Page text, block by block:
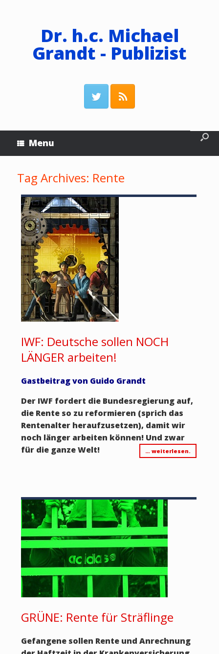
Dr. h.c. Michael
Grandt - Publizist
Menu
Tag Archives: Rente
IWF: Deutsche sollen NOCH
LÄNGER arbeiten!
Gastbeitrag von Guido Grandt
Der IWF fordert die Bundesregierung auf,
die Rente so zu reformieren (sprich das
Rentenalter heraufzusetzen), damit wir
noch länger arbeiten können! Und zwar
für die ganze Welt!
… weiterlesen.
GRÜNE: Rente für Sträflinge
Gefangene sollen Rente und Anrechnung